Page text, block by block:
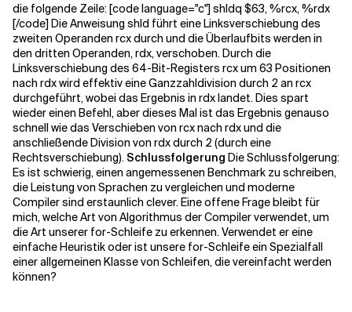
die folgende Zeile: [code language="c"] shldq $63, %rcx, %rdx
[/code] Die Anweisung shld führt eine Linksverschiebung des
zweiten Operanden rcx durch und die Überlaufbits werden in
den dritten Operanden, rdx, verschoben. Durch die
Linksverschiebung des 64-Bit-Registers rcx um 63 Positionen
nach rdx wird effektiv eine Ganzzahldivision durch 2 an rcx
durchgeführt, wobei das Ergebnis in rdx landet. Dies spart
wieder einen Befehl, aber dieses Mal ist das Ergebnis genauso
schnell wie das Verschieben von rcx nach rdx und die
anschließende Division von rdx durch 2 (durch eine
Rechtsverschiebung).Schlussfolgerung Die Schlussfolgerung:
Es ist schwierig, einen angemessenen Benchmark zu schreiben,
die Leistung von Sprachen zu vergleichen und moderne
Compiler sind erstaunlich clever. Eine offene Frage bleibt für
mich, welche Art von Algorithmus der Compiler verwendet, um
die Art unserer for-Schleife zu erkennen. Verwendet er eine
einfache Heuristik oder ist unsere for-Schleife ein Spezialfall
einer allgemeinen Klasse von Schleifen, die vereinfacht werden
können?